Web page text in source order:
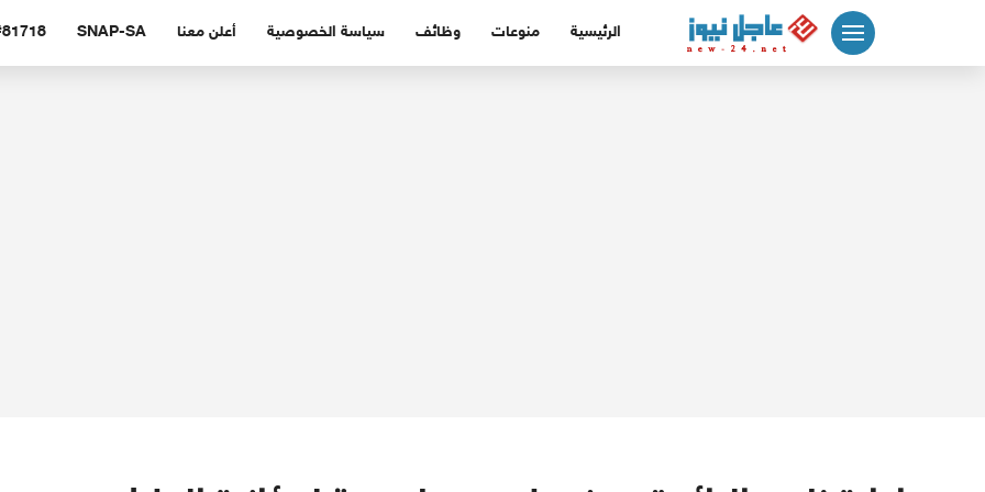
الرئيسية منوعات وظائف سياسة الخصوصية أعلن معنا SNAP-SA #81718 (بدون